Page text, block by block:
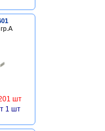
шт
1 шт